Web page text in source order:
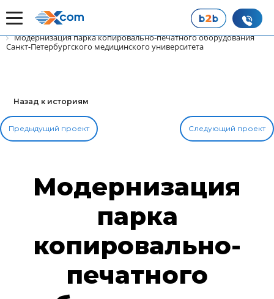
Главная
Наши истории успеха
Модернизация парка копировально-печатного оборудования
Санкт-Петербургского медицинского университета
Назад к историям
Предыдущий проект Следующий проект
Модернизация
парка
копировально-
печатного